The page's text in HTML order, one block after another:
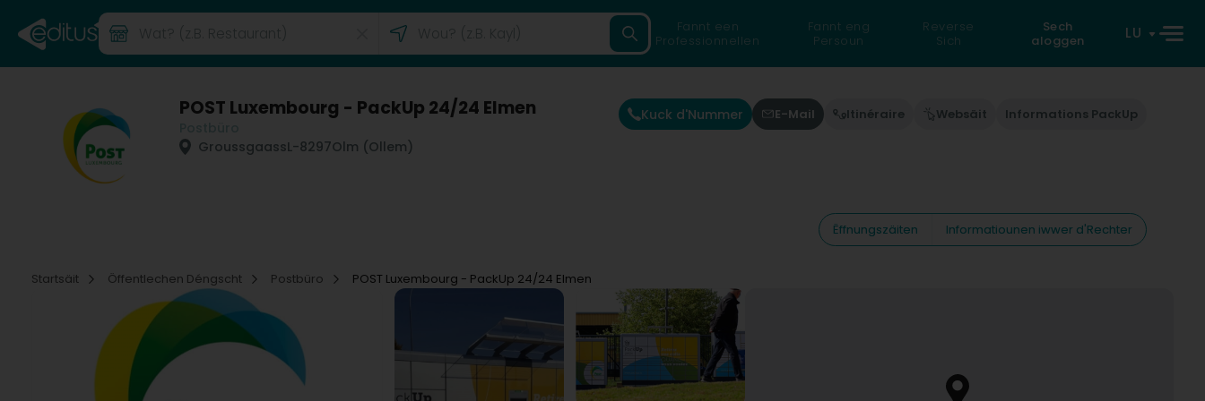
Fannt een
Professionnellen
Fannt eng
Persoun
Reverse
Sich
Sech
aloggen
LU
POST Luxembourg - PackUp 24/24 Elmen
GroussgaassL-8297Olm (Ollem)
Kuck d'Nummer E-Mail Itinéraire Websäit Informations PackUp
Ëffnungszäiten Informatiounen iwwer d'Rechter
Startsäit Öffentlechen Déngscht Postbüro POST Luxembourg - PackUp 24/24 Elmen